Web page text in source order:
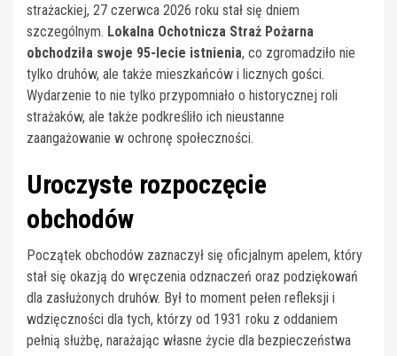
strażackiej, 27 czerwca 2026 roku stał się dniem
szczególnym. Lokalna Ochotnicza Straż Pożarna
obchodziła swoje 95-lecie istnienia, co zgromadziło nie
tylko druhów, ale także mieszkańców i licznych gości.
Wydarzenie to nie tylko przypomniało o historycznej roli
strażaków, ale także podkreśliło ich nieustanne
zaangażowanie w ochronę społeczności.
Uroczyste rozpoczęcie
obchodów
Początek obchodów zaznaczył się oficjalnym apelem, który
stał się okazją do wręczenia odznaczeń oraz podziękowań
dla zasłużonych druhów. Był to moment pełen refleksji i
wdzięczności dla tych, którzy od 1931 roku z oddaniem
pełnią służbę, narażając własne życie dla bezpieczeństwa